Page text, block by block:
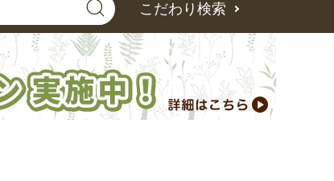
こだわり検索